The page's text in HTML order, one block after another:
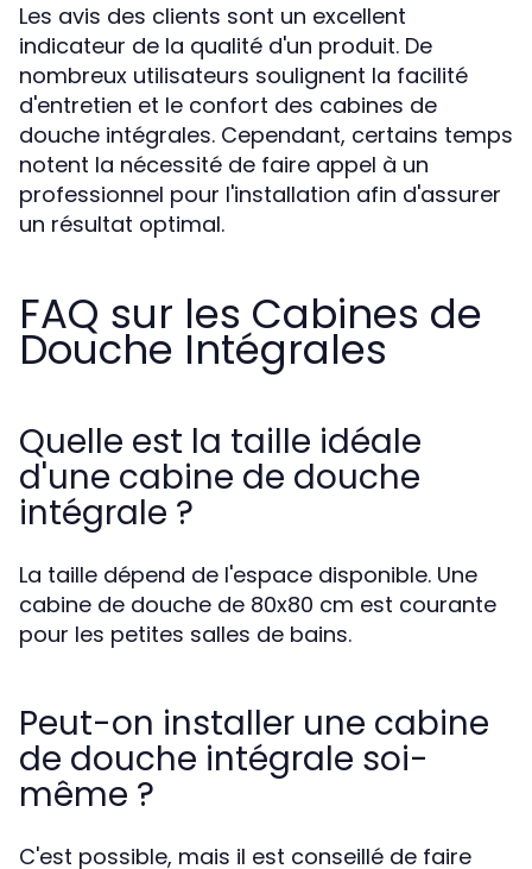
Les avis des clients sont un excellent
indicateur de la qualité d'un produit. De
nombreux utilisateurs soulignent la facilité
d'entretien et le confort des cabines de
douche intégrales. Cependant, certains temps
notent la nécessité de faire appel à un
professionnel pour l'installation afin d'assurer
un résultat optimal.
FAQ sur les Cabines de
Douche Intégrales
Quelle est la taille idéale
d'une cabine de douche
intégrale ?
La taille dépend de l'espace disponible. Une
cabine de douche de 80x80 cm est courante
pour les petites salles de bains.
Peut-on installer une cabine
de douche intégrale soi-
même ?
C'est possible, mais il est conseillé de faire